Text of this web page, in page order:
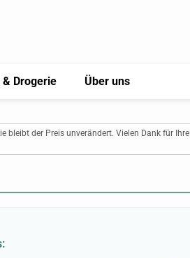
& Drogerie Über uns
bleibt der Preis unverändert. Vielen Dank für Ihre